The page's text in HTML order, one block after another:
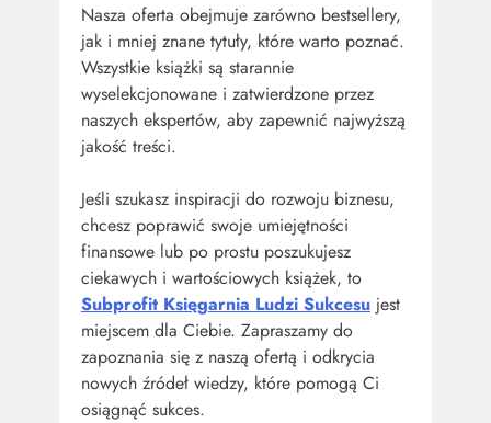
Nasza oferta obejmuje zarówno bestsellery,
jak i mniej znane tytuły, które warto poznać.
Wszystkie książki są starannie
wyselekcjonowane i zatwierdzone przez
naszych ekspertów, aby zapewnić najwyższą
jakość treści.
Jeśli szukasz inspiracji do rozwoju biznesu,
chcesz poprawić swoje umiejętności
finansowe lub po prostu poszukujesz
ciekawych i wartościowych książek, to
Subprofit Księgarnia Ludzi Sukcesu jest
miejscem dla Ciebie. Zapraszamy do
zapoznania się z naszą ofertą i odkrycia
nowych źródeł wiedzy, które pomogą Ci
osiągnąć sukces.